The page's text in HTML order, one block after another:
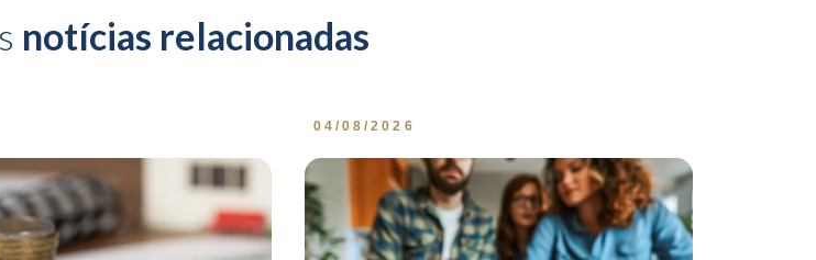
notícias relacionadas
04/08/2026